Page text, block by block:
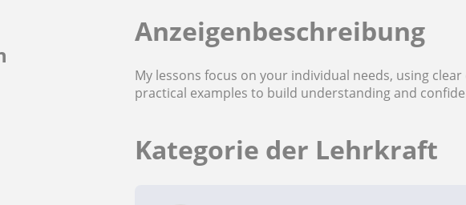
Anzeigenbeschreibung
My lessons focus on your individual needs, using
practical examples to build understanding and
Kategorie der Lehrkraft